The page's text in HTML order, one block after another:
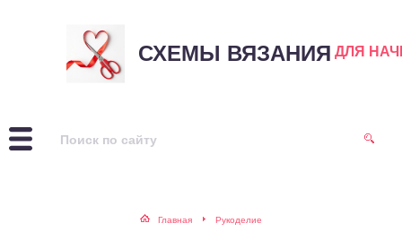
СХЕМЫ ВЯЗАНИЯ ДЛЯ
Главная Рукоделие